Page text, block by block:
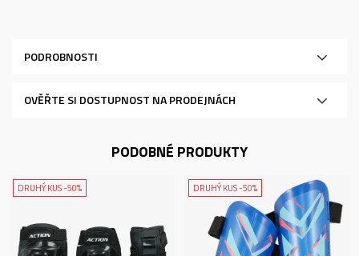
PODROBNOSTI
OVĚŘTE SI DOSTUPNOST NA PRODEJNÁCH
PODOBNÉ PRODUKTY
DRUHÝ KUS -50% DRUHÝ KUS -50%